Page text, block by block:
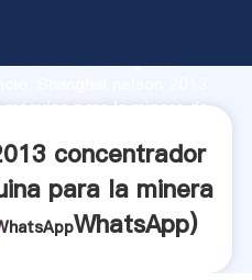
de investigación
para la minera de
concentrador
para la minera
WhatsApp)